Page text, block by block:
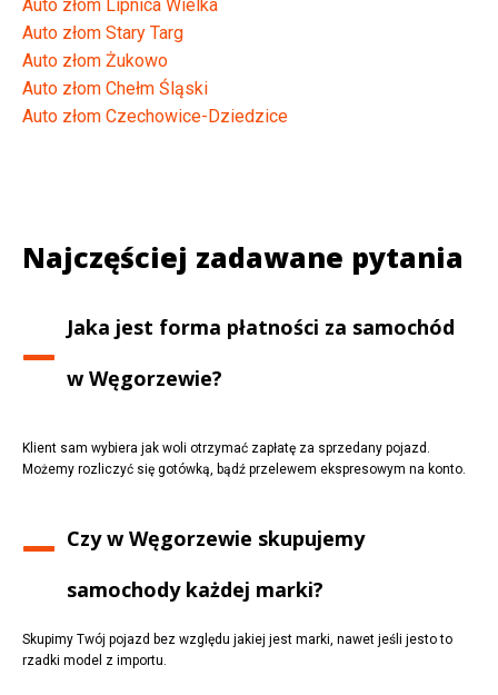
Auto złom Lipnica Wielka
Auto złom Stary Targ
Auto złom Żukowo
Auto złom Chełm Śląski
Auto złom Czechowice-Dziedzice
Najczęściej zadawane pytania
Jaka jest forma płatności za samochód
wWęgorzewie?
Klient sam wybiera jak woli otrzymać zapłatę za sprzedany pojazd.
Możemy rozliczyć się gotówką, bądź przelewem ekspresowym na konto.
Czy wWęgorzewie skupujemy
samochody każdej marki?
Skupimy Twój pojazd bez względu jakiej jest marki, nawet jeśli jesto to
rzadki model z importu.